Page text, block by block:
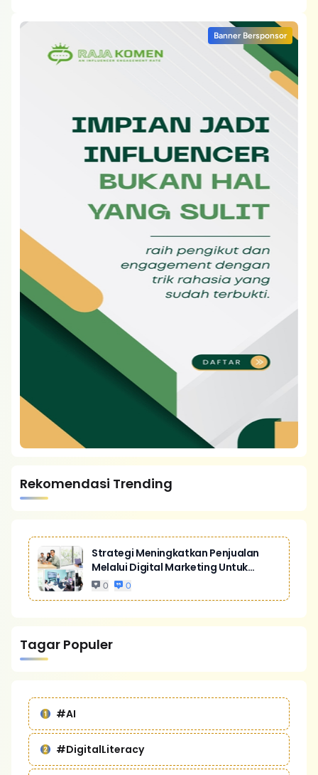
Banner Bersponsor
Rekomendasi Trending
Strategi Meningkatkan Penjualan
Melalui Digital Marketing Untuk
Bisnis Yang Lebih Kompetitif
0 0
Tagar Populer
#AI
#DigitalLiteracy